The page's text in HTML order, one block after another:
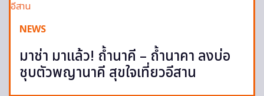
NEWS
มาช่า มาแล้ว! ถ้ำนาคี – ถ้ำนาคา ลงบ่อ
ชุบตัวพญานาคี สุขใจเที่ยวอีสาน